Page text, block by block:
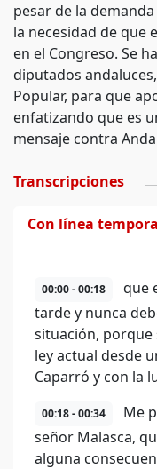
pesar de la
la necesidad de que
en el Congreso. Se
diputados
Popular, para que
enfatizando que es
mensaje contra
Transcripciones
Con línea
00:00 - 00:18
que
tarde y nunca
situación, porque
ley actual desde
Caparró y con la
00:18 - 00:34
Me
señor Malasca,
alguna